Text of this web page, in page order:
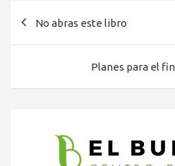
No abras este libro
Planes para el